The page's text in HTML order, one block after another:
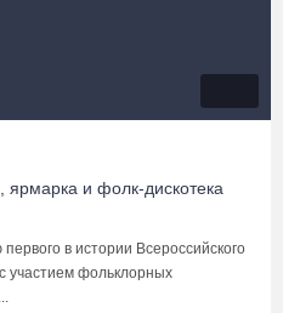
и фолк-дискотека
в истории Всероссийского
участием фольклорных